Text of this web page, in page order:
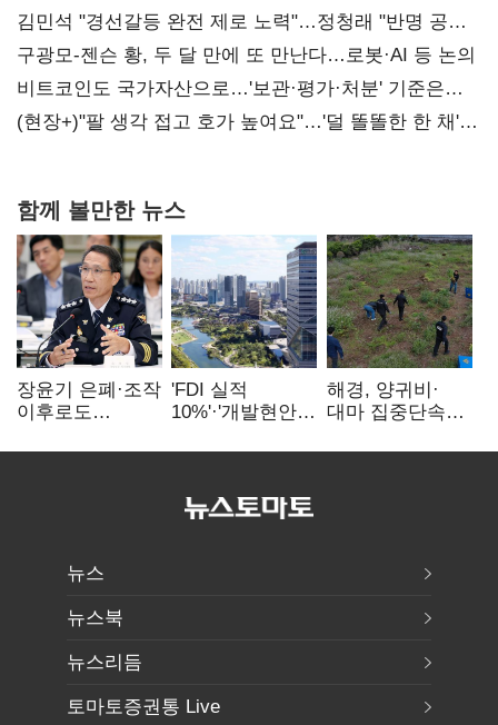
때리기
김민석 "경선갈등 완전 제로 노력"…정청래 "반명 공세
사과부터"
구광모-젠슨 황, 두 달 만에 또 만난다…로봇·AI 등 논의
비트코인도 국가자산으로…'보관·평가·처분' 기준은
숙제
(현장+)"팔 생각 접고 호가 높여요"…'덜 똘똘한 한 채'
함께 볼만한 뉴스
장윤기 은폐·조작
이후로도
내부비위…경찰
'FDI 실적
10%'·'개발현안
인천경제청장
해경, 양귀비·
대마 집중단속…
249명 검거
뉴스
뉴스북
뉴스리듬
토마토증권통 Live